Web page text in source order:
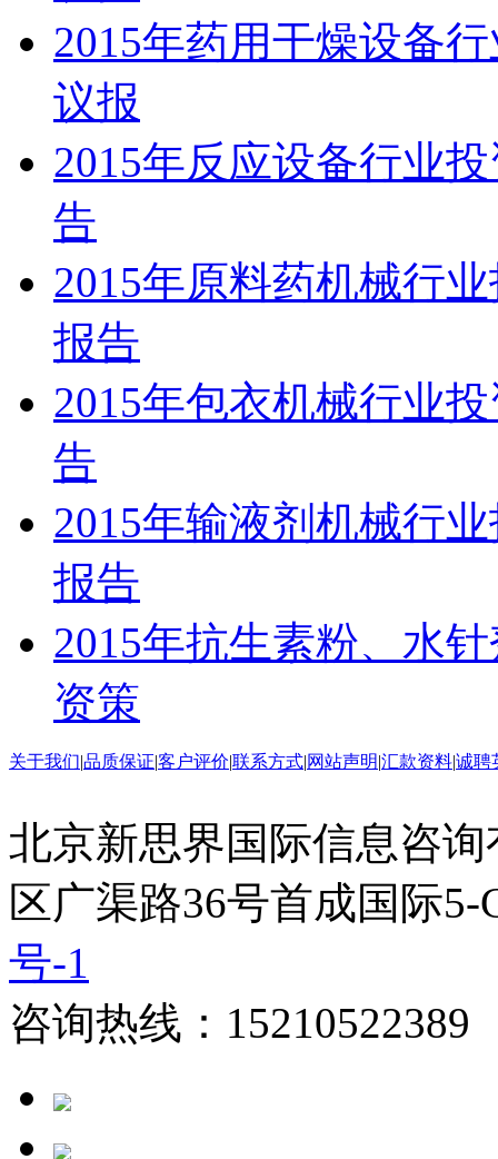
2015年药用干燥设备
议报
2015年反应设备行业
告
2015年原料药机械行
报告
2015年包衣机械行业
告
2015年输液剂机械行
报告
2015年抗生素粉、水
资策
关于我们|品质保证|客户评价|联系方式|网站声明|汇款资料|诚聘
北京新思界国际信息咨
区广渠路36号首成国际
号-1
咨询热线：